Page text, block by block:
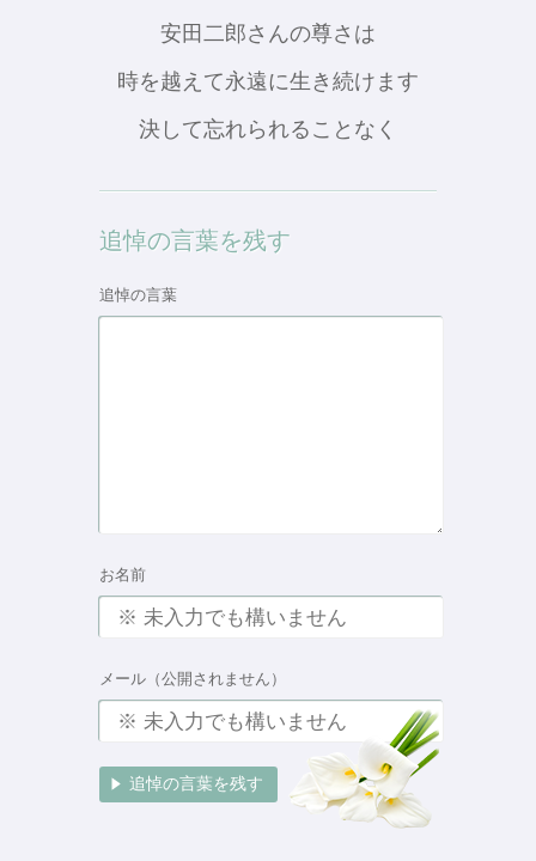
安田二郎さんの尊さは
時を越えて永遠に生き続けます
決して忘れられることなく
追悼の言葉を残す
追悼の言葉
お名前
メール（公開されません）